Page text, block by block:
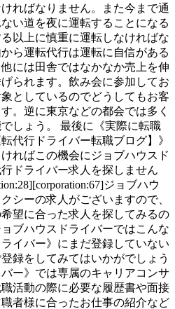
ればなりません。また今まで通
い道を夜に運転することになる
以上に慎重に運転しなければな
ら運転代行は運転に自信がある
には田舎ではなかなか売上を伸
られます。飲み会に参加してお
としているのでどうしてもお客
。逆に東京などの都会では多く
しょう。 最後に《実際に転職
代行ドライバー転職ブログ】》
ればこの機会にジョブハウスド
ドライバー求人を探しません
ジョブハウ
シーの求人がございますので、
望に合った求人を探してみるの
ブハウスドライバーではこんな
イバー》にまだ登録していない
録をしてみてはいかがでしょう
ー》では専属のキャリアコンサ
活動の際に必要な履歴書や面接
者様に合ったお仕事の紹介など